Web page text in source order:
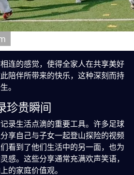
连的感觉，使得全家人在共享美好
陪伴所带来的快乐，这种深刻而持
。
珍贵瞬间
录生活点滴的重要工具。许多足球
享自己与子女一起登山探险的视频
看到了他们生活中的另一面，也为
感。这些分享通常充满欢声笑语，
的家庭价值观。